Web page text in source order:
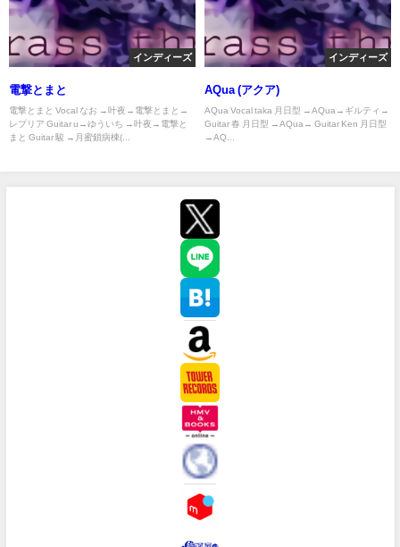
インディーズ
電撃とまと
電撃とまと Vocal なお →叶夜→電撃とまと→
レプリア Guitar u→ゆういち →叶夜→電撃と
まと Guitar 駿 →月蜜鎖病棟(...
インディーズ
AQua (アクア)
AQua Vocal taka 月日型 →AQua→ギルティ→
Guitar 春 月日型 →AQua→ Guitar Ken 月日型
→AQ...